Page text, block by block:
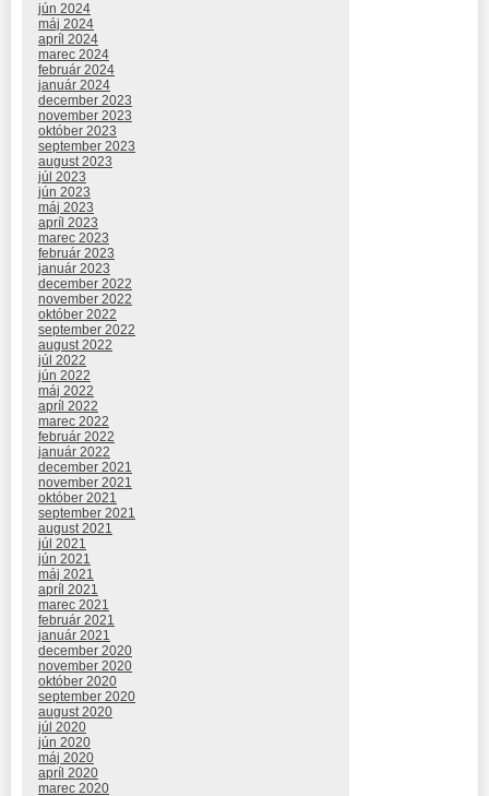
jún 2024
máj 2024
apríl 2024
marec 2024
február 2024
január 2024
december 2023
november 2023
október 2023
september 2023
august 2023
júl 2023
jún 2023
máj 2023
apríl 2023
marec 2023
február 2023
január 2023
december 2022
november 2022
október 2022
september 2022
august 2022
júl 2022
jún 2022
máj 2022
apríl 2022
marec 2022
február 2022
január 2022
december 2021
november 2021
október 2021
september 2021
august 2021
júl 2021
jún 2021
máj 2021
apríl 2021
marec 2021
február 2021
január 2021
december 2020
november 2020
október 2020
september 2020
august 2020
júl 2020
jún 2020
máj 2020
apríl 2020
marec 2020